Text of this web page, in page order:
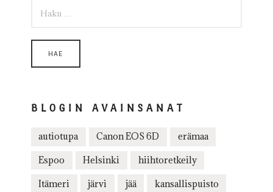
BLOGIN AVAINSANAT
autiotupa Canon EOS 6D erämaa
Espoo Helsinki hiihtoretkeily
Itämeri järvi jää kansallispuisto